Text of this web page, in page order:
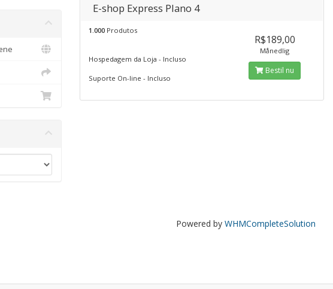
E-shop Express Plano 4
1.000Produtos
Hospedagem da Loja - Incluso
Suporte On-line - Incluso
R$189,00
Månedlig
Bestil nu
Powered by WHMCompleteSolution